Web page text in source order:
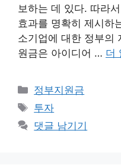
보하는 데 있다. 따라
효과를 명확히 제시하
소기업에 대한 정부의
원금은 아이디어 … 더
카
테
리
정부지원금
태
그
투자
댓글 남기기